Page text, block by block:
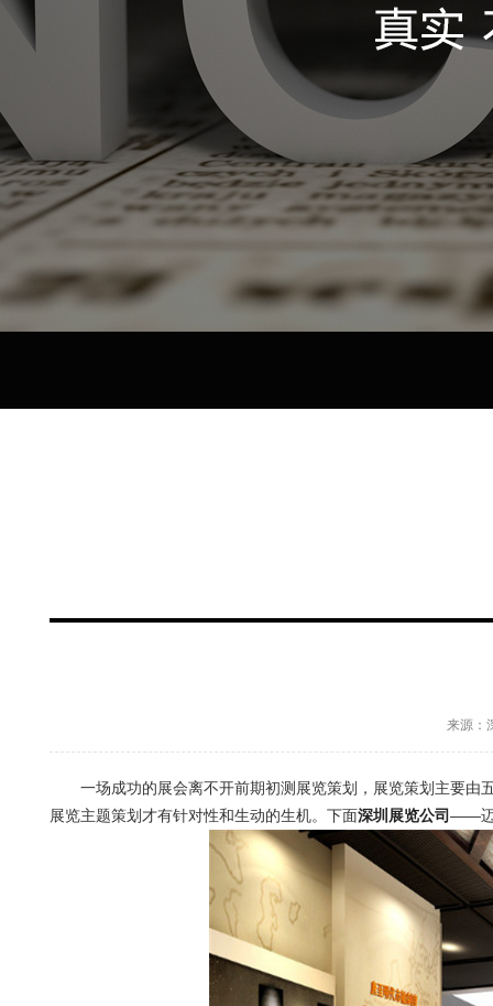
来源：
一场成功的展会离不开前期初测展览策划，展览策划主要由
展览主题策划才有针对性和生动的生机。下面深圳展览公司——迈